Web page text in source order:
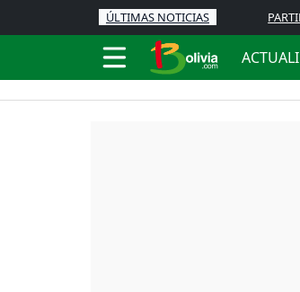
ÚLTIMAS NOTICIAS